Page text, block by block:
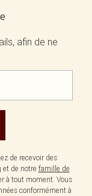
afin de ne
de recevoir des
de notre famille de
à tout moment. Vous
conformément à